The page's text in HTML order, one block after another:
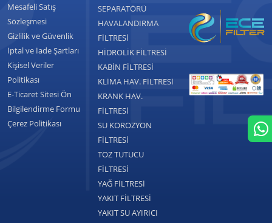
Mesafeli Satış
Sözleşmesi
Gizlilik ve Güvenlik
İptal ve İade Şartları
Kişisel Veriler
Politikası
E-Ticaret Sitesi Ön
Bilgilendirme Formu
Çerez Politikası
SEPARATÖRÜ
HAVALANDIRMA
FİLTRESİ
HİDROLİK FİLTRESİ
KABİN FİLTRESİ
KLİMA HAV. FİLTRESİ
KRANK HAV.
FİLTRESİ
SU KOROZYON
FİLTRESİ
TOZ TUTUCU
FİLTRESİ
YAĞ FİLTRESİ
YAKIT FİLTRESİ
YAKIT SU AYIRICI